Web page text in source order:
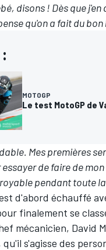
disons ! Dès que
qu'on a fait du
MOTOGP
Le test MotoGP de
Mes premières
de faire de
pendant toute
d'abord échauffé
finalement se
mécanicien, David
s'agisse des